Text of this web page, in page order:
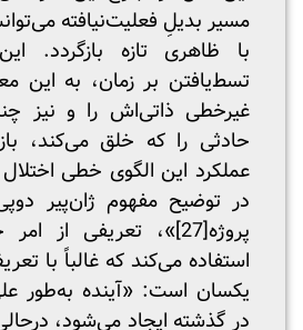
مسیر بدیلِ فعلیت‌نیافته
با ظاهری تازه بازگردد.
تسط‌یافتن بر زمان، به این
غیرخطی ذاتی‌اش را و نیز
حادثی را که خلق می‌کند،
عملکرد این الگوی خطی
در توضیح مفهوم ژان‌پیر
پروژه[27]
»، تعریفی از امر
استفاده می‌کند که غالباً با
یکسان است: «آینده به‌طور
در گذشته ایجاد می‌شود،